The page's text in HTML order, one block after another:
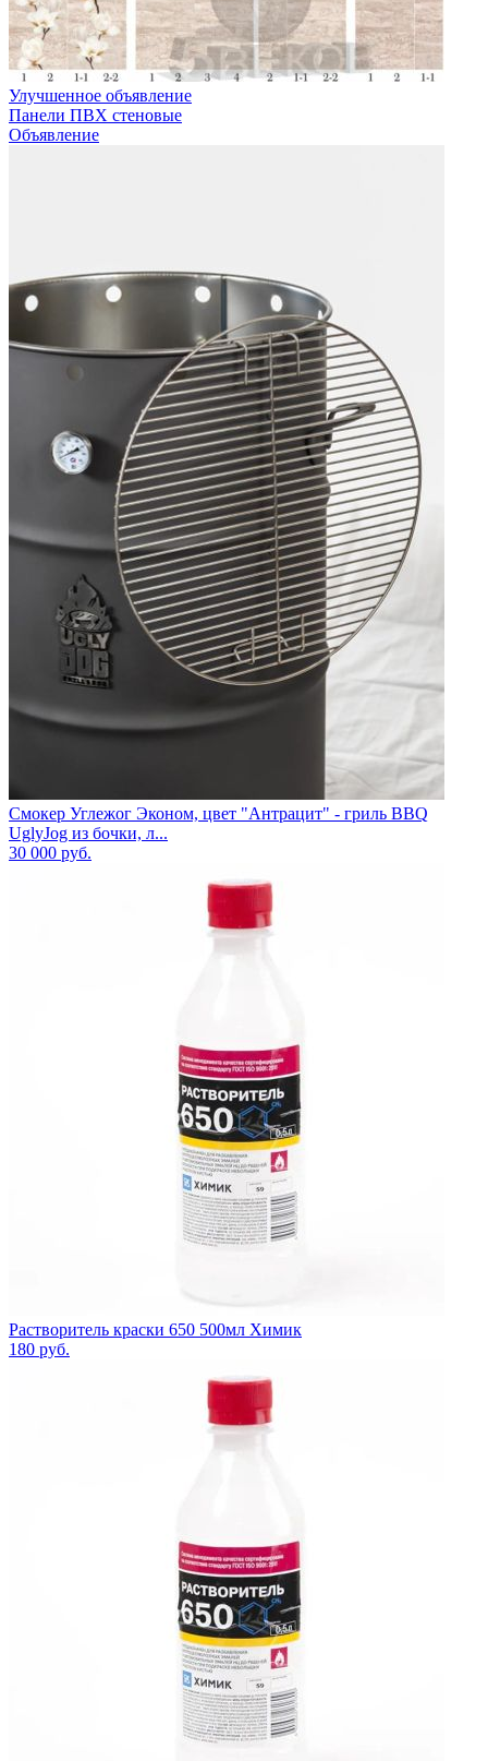
Улучшенное объявление
Панели ПВХ стеновые
Объявление
Смокер Углежог Эконом, цвет "Антрацит" - гриль BBQ
UglyJog из бочки, л...
30 000 руб.
Растворитель краски 650 500мл Химик
180 руб.